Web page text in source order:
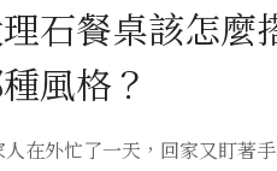
石餐桌該怎麼
風格？
人在外忙了一天，回家又盯著